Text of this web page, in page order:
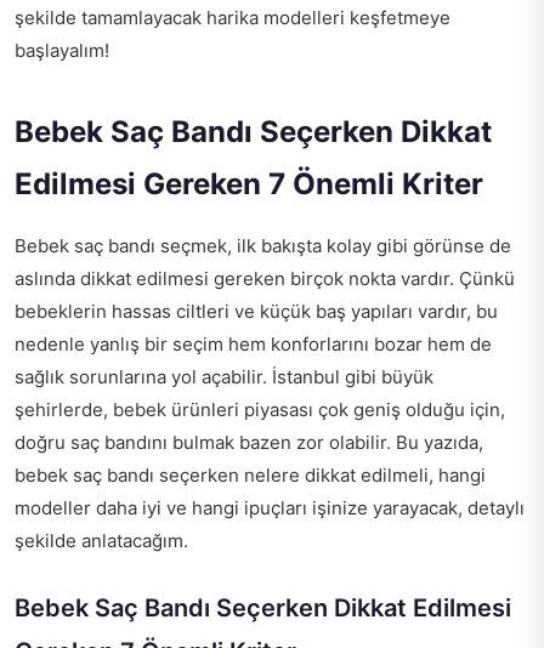
şekilde tamamlayacak harika modelleri keşfetmeye
başlayalım!
Bebek Saç Bandı Seçerken Dikkat
Edilmesi Gereken 7 Önemli Kriter
Bebek saç bandı seçmek, ilk bakışta kolay gibi görünse de
aslında dikkat edilmesi gereken birçok nokta vardır. Çünkü
bebeklerin hassas ciltleri ve küçük baş yapıları vardır, bu
nedenle yanlış bir seçim hem konforlarını bozar hem de
sağlık sorunlarına yol açabilir. İstanbul gibi büyük
şehirlerde, bebek ürünleri piyasası çok geniş olduğu için,
doğru saç bandını bulmak bazen zor olabilir. Bu yazıda,
bebek saç bandı seçerken nelere dikkat edilmeli, hangi
modeller daha iyi ve hangi ipuçları işinize yarayacak, detaylı
şekilde anlatacağım.
Bebek Saç Bandı Seçerken Dikkat Edilmesi